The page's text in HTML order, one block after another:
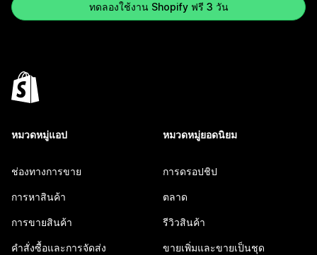
ทดลองใช้งาน Shopify ฟรี 3 วัน
หมวดหมู่แอป
ช่องทางการขาย
การหาสินค้า
การขายสินค้า
คำสั่งซื้อและการจัดส่ง
หมวดหมู่ยอดนิยม
การดรอปชิป
ตลาด
รีวิวสินค้า
ขายเพิ่มและขายเป็นชุด